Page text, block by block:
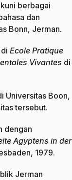
berbagai
dan
Bonn, Jerman.
Ecole Pratique
Vivantes di
Universitas Boon,
tersebut.
dengan
Agyptens in der
1979.
Jerman